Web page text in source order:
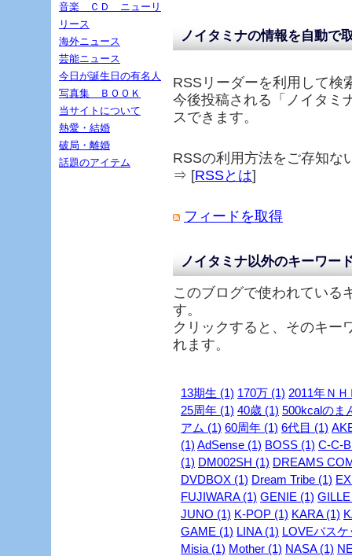
ノイタミナの情報を自動で
RSSリーダーを利用して検
今後投稿される「 ノイタミ
スできます。
RSSの利用方法をご存知な
⇒ [RSSとは]
フィードを取得
ノイタミナ以外のキーワー
このブログで使われている
す。
クリックすると、そのキー
れます。
13期生 (1) 170万 (1) 2011年Ｎ
25周年 (1) 40歳 (1) 500kcalのま
アム (1) 60周年 (1) 6代目 (1)
(1) AdSense (1) BOSS (1) C-C-
(1) DM002SH (1) DREAMS
DVDBOX (1) Dream Tribe (1)
FUJIWARA (1) GENIE (1)
JUNO (1) K-POP (1) KARA (1)
GAME (1) LINA (1) LOVEバスケ
Misia (1) Mother (1) NASA (1)
音楽 ＣＤ ニューリ
リース
海外ニュース
芸能ニュース
今日が誕生日の有名人
写真集 ＢＯＯＫ
当サイトについて
熱愛・結婚
破局・離婚
話題のアイテム